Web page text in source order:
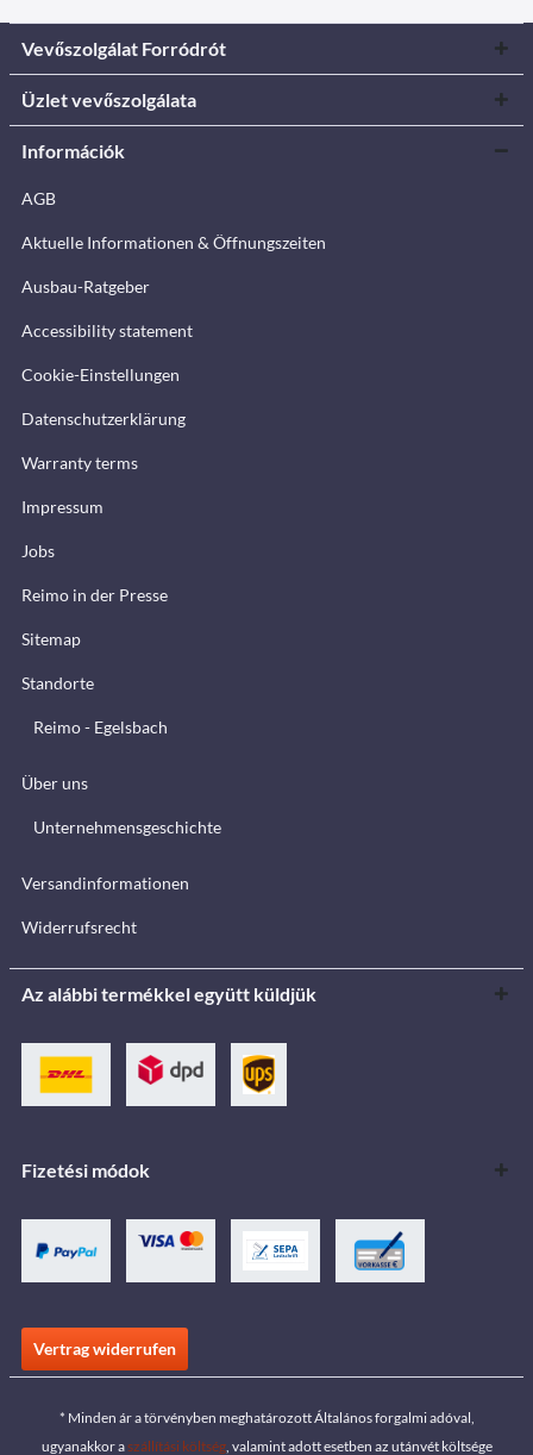
Vevőszolgálat Forródrót
Üzlet vevőszolgálata
Információk
AGB
Aktuelle Informationen & Öffnungszeiten
Ausbau-Ratgeber
Accessibility statement
Cookie-Einstellungen
Datenschutzerklärung
Warranty terms
Impressum
Jobs
Reimo in der Presse
Sitemap
Standorte
Reimo - Egelsbach
Über uns
Unternehmensgeschichte
Versandinformationen
Widerrufsrecht
Az alábbi termékkel együtt küldjük
Fizetési módok
Vertrag widerrufen
* Minden ár a törvényben meghatározott Általános forgalmi adóval,
ugyanakkor aszállítási költség, valamint adott esetben az utánvét költsége